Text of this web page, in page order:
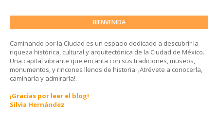
BIENVENIDA
Caminando por la Ciudad es un espacio dedicado a descubrir la
riqueza histórica, cultural y arquitectónica de la Ciudad de México.
Una capital vibrante que encanta con sus tradiciones, museos,
monumentos, y rincones llenos de historia. ¡Atrévete a conocerla,
caminarla y admirarla!.
¡Gracias por leer el blog!
Silvia Hernández